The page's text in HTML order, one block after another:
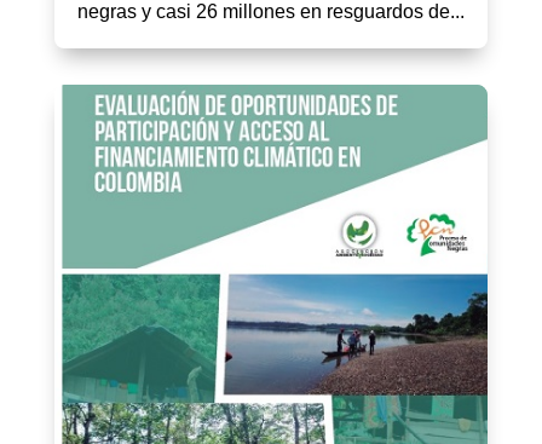
negras y casi 26 millones en resguardos de...